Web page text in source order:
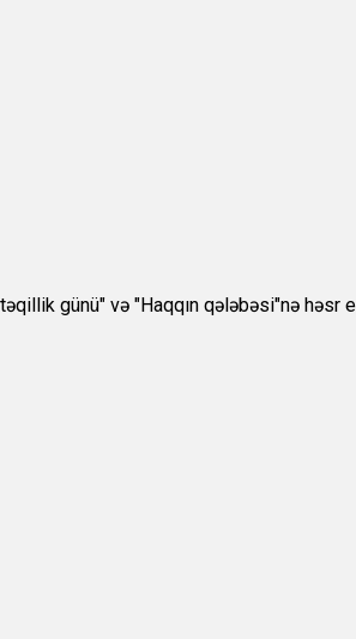
günü" və "Haqqın qələbəsi"nə həsr